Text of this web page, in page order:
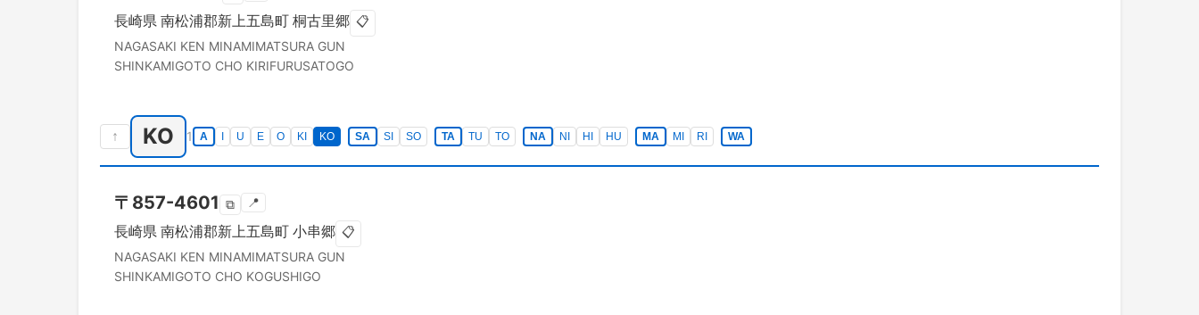
長崎県 南松浦郡新上五島町 桐古里郷 📋
NAGASAKI KEN MINAMIMATSURA GUN
SHINKAMIGOTO CHO KIRIFURUSATOGO
↑ KO 1 A U E O KI KO SA SI SO TA TU TO NA NI HI HU MA MI RI WA
〒 857-4601 ⧉ 📍
長崎県 南松浦郡新上五島町 小串郷 📋
NAGASAKI KEN MINAMIMATSURA GUN
SHINKAMIGOTO CHO KOGUSHIGO